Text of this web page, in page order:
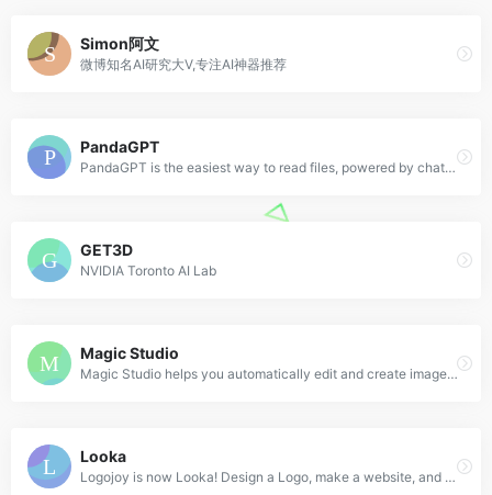
Simon阿文
微博知名AI研究大V,专注AI神器推荐
PandaGPT
PandaGPT is the easiest way to read files, powered by chatGPT
GET3D
NVIDIA Toronto AI Lab
Magic Studio
Magic Studio helps you automatically edit and create images, using AI
Looka
Logojoy is now Looka! Design a Logo, make a website, and create a Brand Identity you’ll love with the power of Artificial Intelligence. 100% free to use.